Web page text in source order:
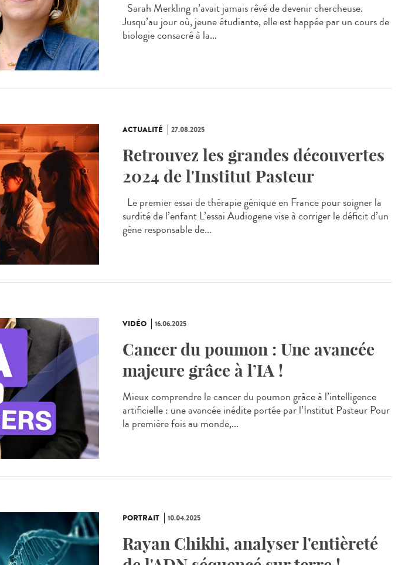
Sarah Merkling n’avait jamais rêvé de devenir chercheuse.
Jusqu’au jour où, jeune étudiante, elle est happée par un cours de
biologie consacré à la...
ACTUALITÉ 27.08.2025
Retrouvez les grandes découvertes
2024 de l'Institut Pasteur
Le premier essai de thérapie génique en France pour soigner la
surdité de l’enfant L’essai Audiogene vise à corriger le déficit d’un
gène responsable de...
VIDÉO 16.06.2025
Cancer du poumon : Une avancée
majeure grâce à l’IA !
Mieux comprendre le cancer du poumon grâce à l’intelligence
artificielle : une avancée inédite portée par l’Institut Pasteur Pour
la première fois au monde,...
PORTRAIT 10.04.2025
Rayan Chikhi, analyser l'entièreté